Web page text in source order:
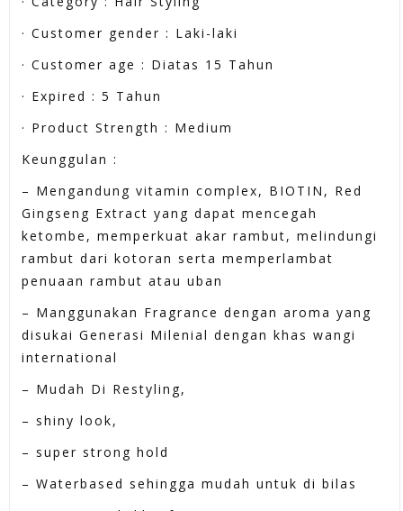
· Customer gender : Laki-laki
· Customer age : Diatas 15 Tahun
· Expired : 5 Tahun
· Product Strength : Medium
Keunggulan :
– Mengandung vitamin complex, BIOTIN, Red
Gingseng Extract yang dapat mencegah
ketombe, memperkuat akar rambut, melindungi
rambut dari kotoran serta memperlambat
penuaan rambut atau uban
– Manggunakan Fragrance dengan aroma yang
disukai Generasi Milenial dengan khas wangi
international
– Mudah Di Restyling,
– shiny look,
– super strong hold
– Waterbased sehingga mudah untuk di bilas